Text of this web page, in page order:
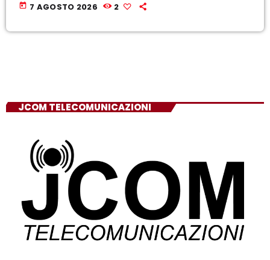
today 7 AGOSTO 2026 2
JCOM TELECOMUNICAZIONI